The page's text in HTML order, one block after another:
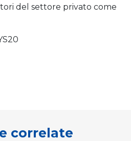
del settore privato come
correlate